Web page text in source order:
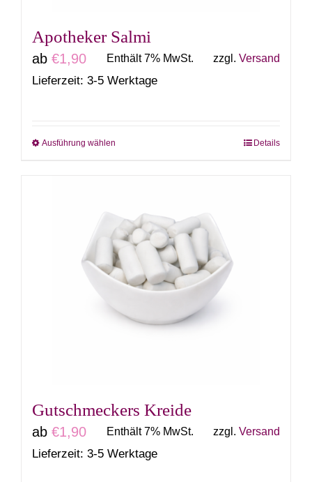
Apotheker Salmi
ab €1,90 Enthält 7% MwSt. zzgl. Versand
Lieferzeit: 3-5 Werktage
Ausführung wählen
Varianten
auf.
Die
Optionen
können
werden
Details
Gutschmeckers Kreide
ab €1,90 Enthält 7% MwSt. zzgl. Versand
Lieferzeit: 3-5 Werktage